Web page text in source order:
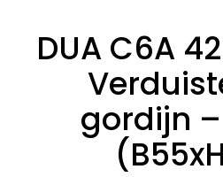
DUA C6A
gordijn